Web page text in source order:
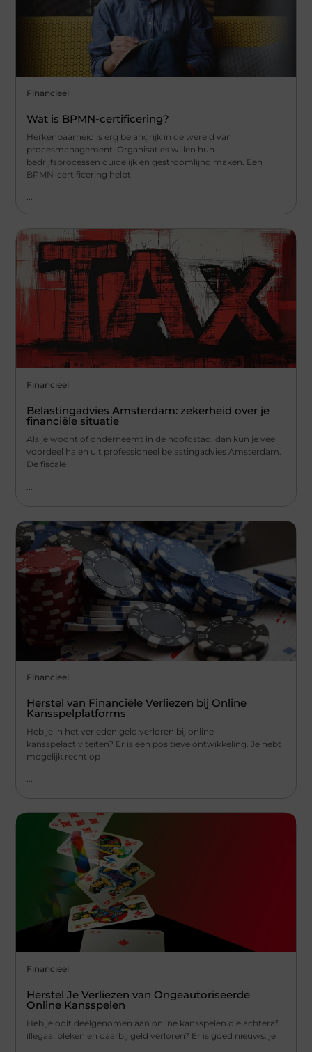
Financieel
Wat is BPMN-certificering?
Herkenbaarheid is erg belangrijk in de wereld van
procesmanagement. Organisaties willen hun
bedrijfsprocessen duidelijk en gestroomlijnd maken. Een
BPMN-certificering helpt
...
Financieel
Belastingadvies Amsterdam: zekerheid over je
financiële situatie
Als je woont of onderneemt in de hoofdstad, dan kun je veel
voordeel halen uit professioneel belastingadvies Amsterdam.
De fiscale
Financieel
Herstel van Financiële Verliezen bij Online
Kansspelplatforms
Heb je in het verleden geld verloren bij online
kansspelactiviteiten? Er is een positieve ontwikkeling. Je hebt
mogelijk recht op
Financieel
Herstel Je Verliezen van Ongeautoriseerde
Online Kansspelen
Heb je ooit deelgenomen aan online kansspelen die achteraf
illegaal bleken en daarbij geld verloren? Er is goed nieuws: je